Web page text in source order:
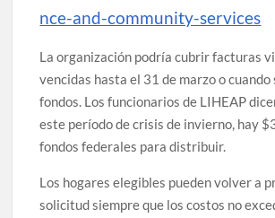
nce-and-community-services
La organización podría cubrir facturas
vencidas hasta el 31 de marzo o cuando
fondos. Los funcionarios de LIHEAP
este período de crisis de invierno, hay
fondos federales para distribuir.
Los hogares elegibles pueden volver a
solicitud siempre que los costos no